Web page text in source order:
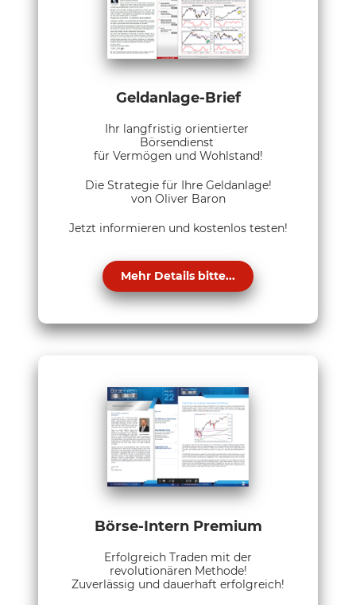
Geldanlage-Brief
Ihr langfristig orientierter
Börsendienst
für Vermögen und Wohlstand!
Die Strategie für Ihre Geldanlage!
von Oliver Baron
Jetzt informieren und kostenlos testen!
Mehr Details bitte...
Börse-Intern Premium
Erfolgreich Traden mit der
revolutionären Methode!
Zuverlässig und dauerhaft erfolgreich!